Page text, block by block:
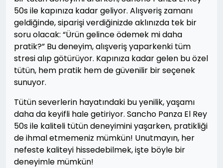
50s ile kapınıza kadar geliyor. Alışveriş zamanı
geldiğinde, siparişi verdiğinizde aklınızda tek bir
soru olacak: “Ürün gelince ödemek mi daha
pratik?” Bu deneyim, alışveriş yaparkenki tüm
stresi alıp götürüyor. Kapınıza kadar gelen bu özel
tütün, hem pratik hem de güvenilir bir seçenek
sunuyor.
Tütün severlerin hayatındaki bu yenilik, yaşamı
daha da keyifli hale getiriyor. Sancho Panza El Rey
50s ile kaliteli tütün deneyimini yaşarken, pratikliği
de ihmal etmemeniz mümkün! Unutmayın, her
nefeste kaliteyi hissedebilmek, işte böyle bir
deneyimle mümkün!